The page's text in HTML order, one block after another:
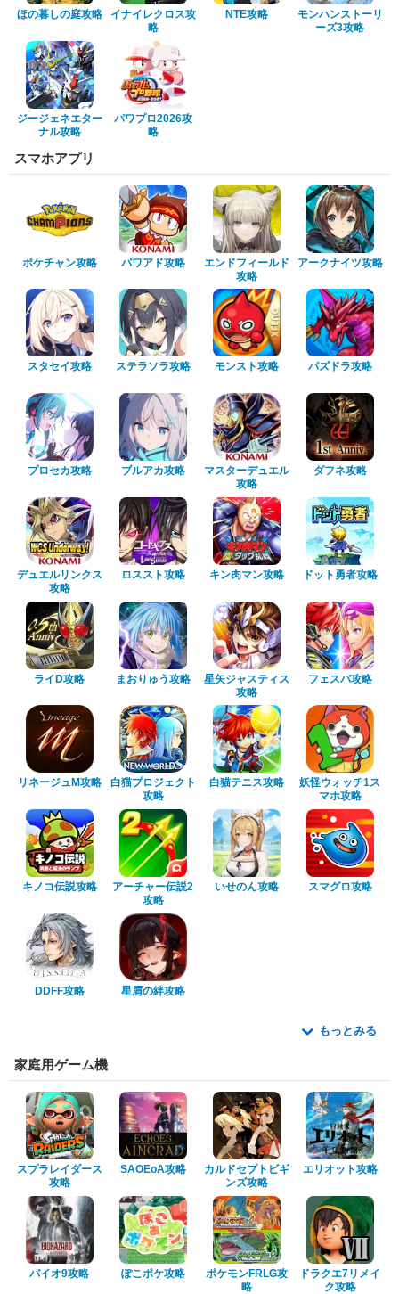
ほの暮しの庭攻略
イナイレクロス攻
略
NTE攻略
モンハンストーリ
ーズ3攻略
ジージェネエター
ナル攻略
パワプロ2026攻
略
スマホアプリ
ポケチャン攻略 パワアド攻略
エンドフィールド
攻略
アークナイツ攻略
スタセイ攻略 ステラソラ攻略 モンスト攻略 パズドラ攻略
プロセカ攻略 ブルアカ攻略
マスターデュエル
攻略
ダフネ攻略
デュエルリンクス
攻略
ロススト攻略 キン肉マン攻略 ドット勇者攻略
ライD攻略 まおりゅう攻略
星矢ジャスティス
攻略
フェスバ攻略
リネージュM攻略
白猫プロジェクト
攻略
白猫テニス攻略
妖怪ウォッチ1ス
マホ攻略
キノコ伝説攻略
アーチャー伝説2
攻略
いせのん攻略 スマグロ攻略
DDFF攻略 星屑の絆攻略
もっとみる
家庭用ゲーム機
スプラレイダース
攻略
SAOEoA攻略
カルドセプトビギ
ンズ攻略
エリオット攻略
バイオ9攻略 ぽこポケ攻略
ポケモンFRLG攻
略
ドラクエ7リメイ
ク攻略